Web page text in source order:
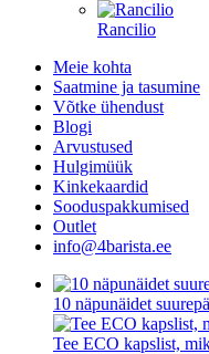
Rancilio
Meie kohta
Saatmine ja tasumine
Võtke ühendust
Blogi
Arvustused
Hulgimüük
Kinkekaardid
Sooduspakkumised
Outlet
info@4barista.ee
10 näpunäidet
Tee ECO kapslist,